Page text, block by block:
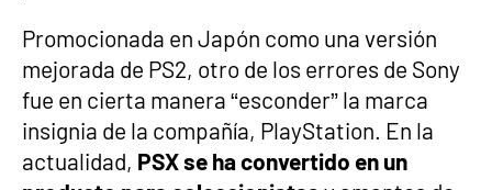
Promocionada en Japón como una versión
mejorada de PS2, otro de los errores de Sony
fue en cierta manera “esconder” la marca
insignia de la compañía, PlayStation. En la
actualidad, PSX se ha convertido en un